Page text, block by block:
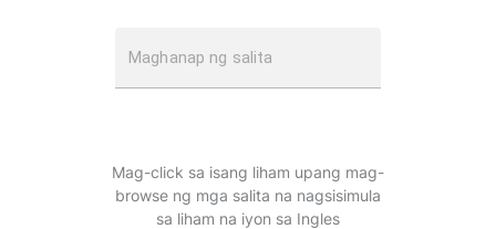
Maghanap ng salita
Mag-click sa isang liham upang mag-
browse ng mga salita na nagsisimula
sa liham na iyon sa Ingles